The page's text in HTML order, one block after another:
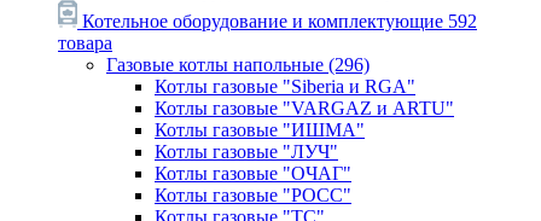
Котельное оборудование и комплектующие 592
товара
Газовые котлы напольные (296)
Котлы газовые "Siberia и RGA"
Котлы газовые "VARGAZ и ARTU"
Котлы газовые "ИШМА"
Котлы газовые "ЛУЧ"
Котлы газовые "ОЧАГ"
Котлы газовые "РОСС"
Котлы газовые "ТС"